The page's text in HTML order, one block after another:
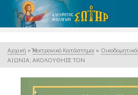
Αρχική » Ἠλεκτρονικό Κατάστημα » Οικοδομητικά
ΑΙΩΝΙΑ; ΑΚΟΛΟΥΘΗΣΕ ΤΟΝ